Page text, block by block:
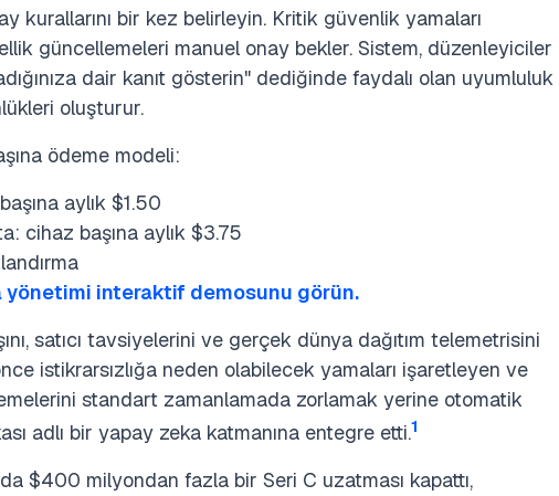
kurallarını bir kez belirleyin. Kritik güvenlik yamaları
güncellemeleri manuel onay bekler. Sistem, düzenleyiciler
dair kanıt gösterin" dediğinde faydalı olan uyumluluk
oluşturur.
ödeme modeli:
aylık $1.50
cihaz başına aylık $3.75
yönetimi interaktif demosunu görün.
satıcı tavsiyelerini ve gerçek dünya dağıtım telemetrisini
istikrarsızlığa neden olabilecek yamaları işaretleyen ve
standart zamanlamada zorlamak yerine otomatik
adlı bir yapay zeka katmanına entegre etti.1
$400 milyondan fazla bir Seri C uzatması kapattı,